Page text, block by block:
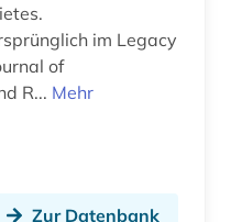
of
R... Mehr
Zur Datenbank